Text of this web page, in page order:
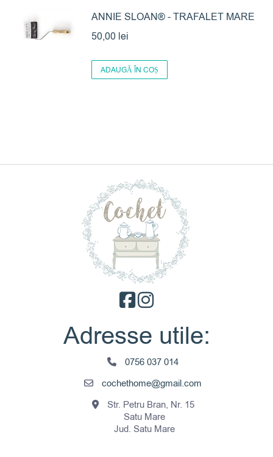
ANNIE SLOAN® - TRAFALET MARE
50,00 lei
ADAUGĂ ÎN COȘ
Adresse utile:
0756 037 014
cochethome@gmail.com
Str. Petru Bran, Nr. 15
Satu Mare
Jud. Satu Mare